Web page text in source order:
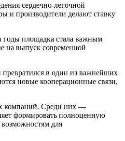
сердечно-легочной
и производители делают ставку
годы площадка стала важным
на выпуск современной
в один из важнейших
новые кооперационные связи,
компаний. Среди них —
формировать полноценную
для